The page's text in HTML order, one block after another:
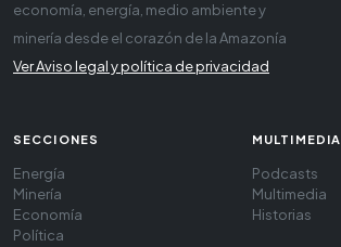
economía, energía, medio ambiente y
minería desde el corazón de la Amazonía
Ver Aviso legal y política de privacidad
SECCIONES
Energía
Minería
Economía
Política
MULTIMEDIA
Podcasts
Multimedia
Historias